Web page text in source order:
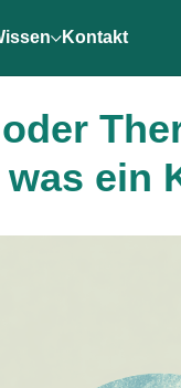
Kontakt
was ein